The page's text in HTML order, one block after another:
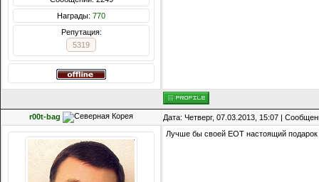
Награды: 770
Репутация:
5319
r00t-bag Дата: Четверг, 07.03.2013, 15:07 |
Лучше бы своей ЕОТ настоящий подарок